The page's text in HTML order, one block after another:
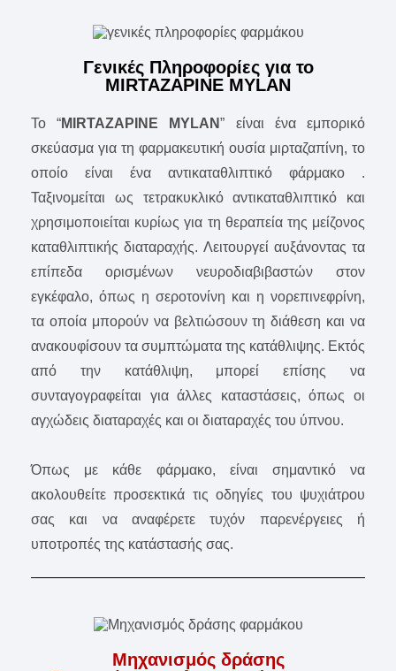
Γενικές Πληροφορίες για το
MIRTAZAPINE MYLAN
Το “MIRTAZAPINE MYLAN” είναι ένα εμπορικό
σκεύασμα για τη φαρμακευτική ουσία μιρταζαπίνη, το
οποίο είναι ένα αντικαταθλιπτικό φάρμακο .
Ταξινομείται ως τετρακυκλικό αντικαταθλιπτικό και
χρησιμοποιείται κυρίως για τη θεραπεία της μείζονος
καταθλιπτικής διαταραχής. Λειτουργεί αυξάνοντας τα
επίπεδα ορισμένων νευροδιαβιβαστών στον
εγκέφαλο, όπως η σεροτονίνη και η νορεπινεφρίνη,
τα οποία μπορούν να βελτιώσουν τη διάθεση και να
ανακουφίσουν τα συμπτώματα της κατάθλιψης. Εκτός
από την κατάθλιψη, μπορεί επίσης να
συνταγογραφείται για άλλες καταστάσεις, όπως οι
αγχώδεις διαταραχές και οι διαταραχές του ύπνου.
Όπως με κάθε φάρμακο, είναι σημαντικό να
ακολουθείτε προσεκτικά τις οδηγίες του ψυχιάτρου
σας και να αναφέρετε τυχόν παρενέργειες ή
υποτροπές της κατάστασής σας.
Μηχανισμός δράσης